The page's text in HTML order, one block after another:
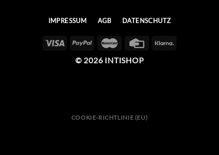
IMPRESSUM AGB DATENSCHUTZ
© 2026 INTISHOP
COOKIE-RICHTLINIE (EU)